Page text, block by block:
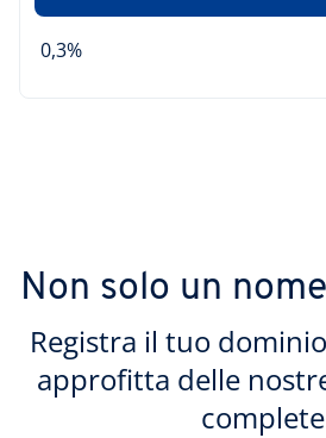
0,3%
Non solo un
Registra il tuo
approfitta delle